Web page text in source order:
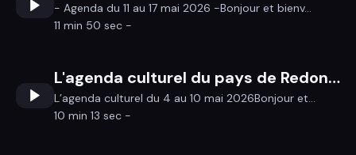
- Agenda du 11 au 17 mai 2026 -Bonjour et bienv...
11 min 50 sec -
L'agenda culturel du pays de Redon du 4 au 9 mai
L’agenda culturel du 4 au 10 mai 2026Bonjour et...
10 min 13 sec -